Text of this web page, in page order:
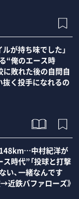
ルが持ち味でした」
“俺のエース時
敗れた後の自問自
抜く投手になれるの
中村紀洋が
時代”「投球と打撃
い、一緒なんです
→近鉄バファローズ》